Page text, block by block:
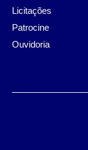
Licitações
Patrocine
Ouvidoria